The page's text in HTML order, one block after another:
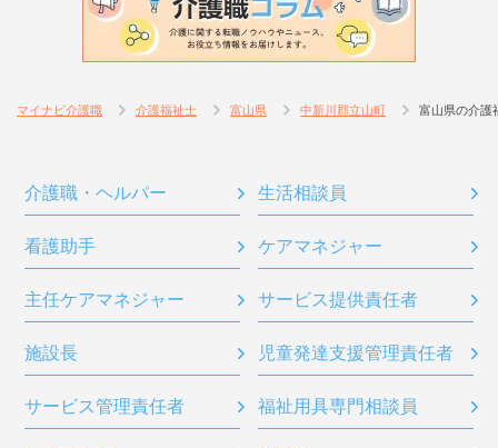
マイナビ介護職 介護福祉士 富山県 中新川郡立山町 富山県の介護
介護職・ヘルパー 生活相談員
看護助手 ケアマネジャー
主任ケアマネジャー サービス提供責任者
施設長 児童発達支援管理責任者
サービス管理責任者 福祉用具専門相談員